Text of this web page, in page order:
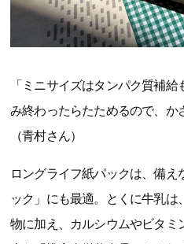
「ミニサイズはタンパク質補
み終わったらたためるので、か
（青村さん）
ロングライフ紙パックは、備え
ック」にも最適。とくに牛乳
物に加え、カルシウムやビタミ